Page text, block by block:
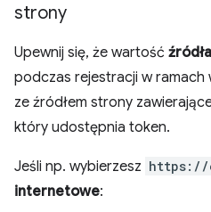
strony
Upewnij się, że wartość
podczas rejestracji w
ze źródłem strony
który udostępnia token.
Jeśli np. wybierzesz https://
internetowe: